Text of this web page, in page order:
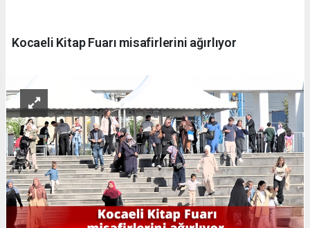
Kocaeli Kitap Fuarı misafirlerini ağırlıyor